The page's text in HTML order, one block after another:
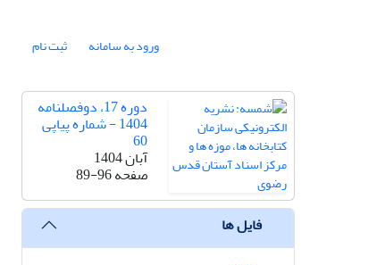
ورود به سامانه ثبت نام
دوره 17، دوفصلنامه
1404 - شماره پیاپی
60
آبان 1404
صفحه89-96
فایل ها